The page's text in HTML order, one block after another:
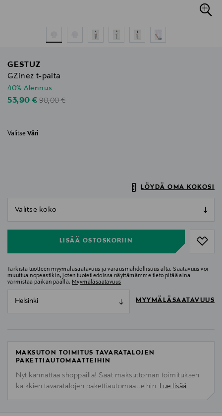
GESTUZ
GZinez t-paita
40% Alennus
Discounted Price
53,90 €Original Price
90,00 €
Valitse Väri
LÖYDÄ OMA KOKOSI
LISÄÄ OSTOSKORIIN
Tarkista tuotteen myymäläsaatavuus ja varausmahdollisuus alta. Saatavuus voi
muuttua nopeastikin, joten tuotetiedoissa näyttämämme tieto pitää aina
varmistaa paikan päällä. Myymäläsaatavuus
Helsinki MYYMÄLÄSAATAVUUS
MAKSUTON TOIMITUS TAVARATALOJEN
PAKETTIAUTOMAATTEIHIN
Nyt kannattaa shoppailla! Saat maksuttoman toimituksen
kaikkien tavaratalojen pakettiautomaatteihin. Lue lisää